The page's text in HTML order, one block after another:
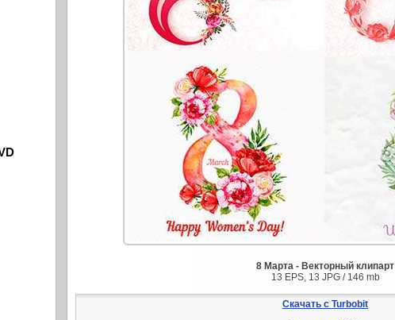
8 Марта - Векторный клипарт
13 EPS, 13 JPG / 146 mb
Скачать с Turbobit